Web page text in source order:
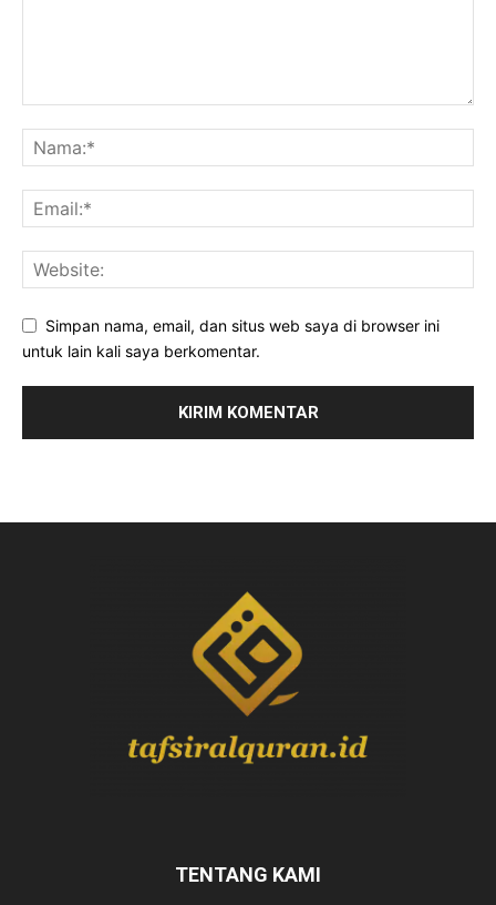
Simpan nama, email, dan situs web saya di browser ini
untuk lain kali saya berkomentar.
TENTANG KAMI